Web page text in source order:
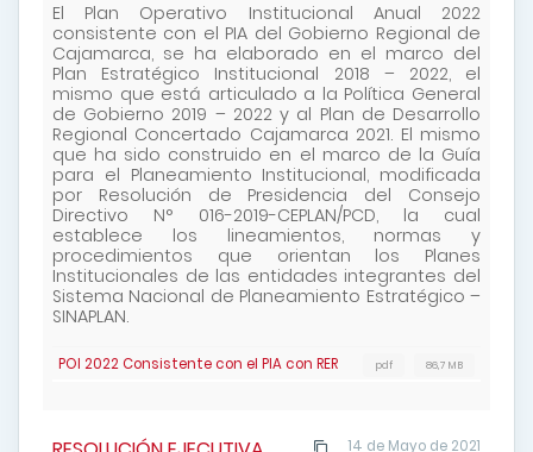
El Plan Operativo Institucional Anual 2022
consistente con el PIA del Gobierno Regional de
Cajamarca, se ha elaborado en el marco del
Plan Estratégico Institucional 2018 – 2022, el
mismo que está articulado a la Política General
de Gobierno 2019 – 2022 y al Plan de Desarrollo
Regional Concertado Cajamarca 2021. El mismo
que ha sido construido en el marco de la Guía
para el Planeamiento Institucional, modificada
por Resolución de Presidencia del Consejo
Directivo N° 016-2019-CEPLAN/PCD, la cual
establece los lineamientos, normas y
procedimientos que orientan los Planes
Institucionales de las entidades integrantes del
Sistema Nacional de Planeamiento Estratégico –
SINAPLAN.
POI 2022 Consistente con el PIA con RER 86,7 MB
pdf
14 de Mayo de 2021